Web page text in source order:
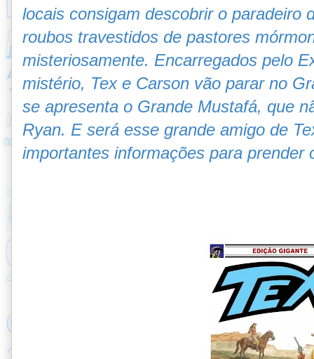
locais consigam descobrir o paradeiro
roubos travestidos de pastores
misteriosamente. Encarregados pelo
mistério, Tex e Carson vão parar no
se apresenta o Grande Mustafá, que
Ryan. E será esse grande amigo de
importantes informações para prender